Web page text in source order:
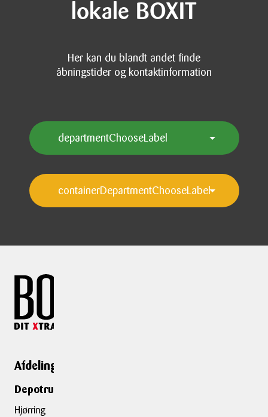
lokale BOXIT
Her kan du blandt andet finde
åbningstider og kontaktinformation
Afdelinger
Depotrumsafdelinger
Hjørring